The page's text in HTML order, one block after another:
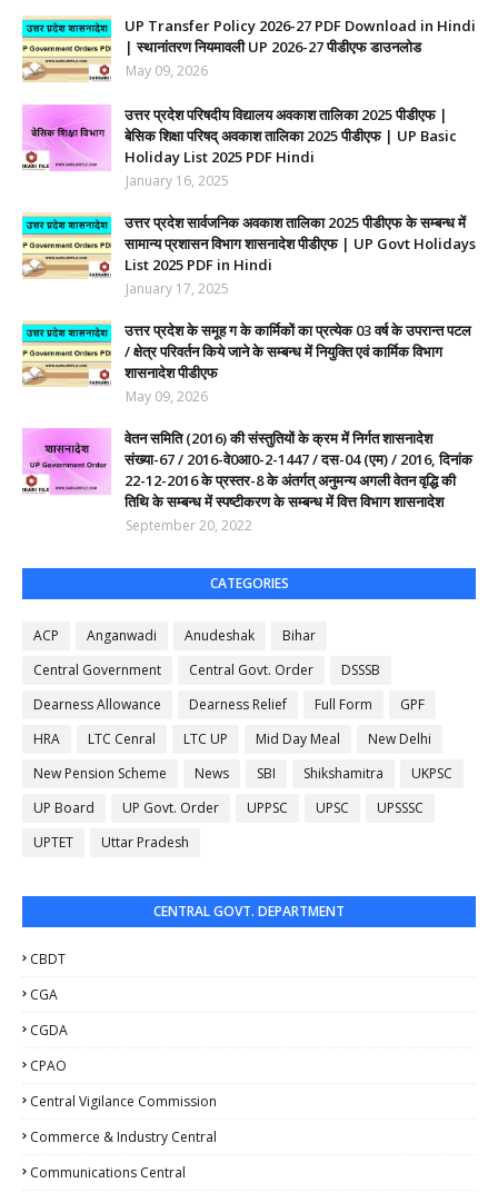
UP Transfer Policy 2026-27 PDF Download in Hindi
| स्थानांतरण नियमावली UP 2026-27 पीडीएफ डाउनलोड
May 09, 2026
उत्तर प्रदेश परिषदीय विद्यालय अवकाश तालिका 2025 पीडीएफ |
बेसिक शिक्षा परिषद् अवकाश तालिका 2025 पीडीएफ | UP Basic
Holiday List 2025 PDF Hindi
January 16, 2025
उत्तर प्रदेश सार्वजनिक अवकाश तालिका 2025 पीडीएफ के सम्बन्ध में
सामान्य प्रशासन विभाग शासनादेश पीडीएफ | UP Govt Holidays
List 2025 PDF in Hindi
January 17, 2025
उत्तर प्रदेश के समूह ग के कार्मिकों का प्रत्येक 03 वर्ष के उपरान्त पटल
/ क्षेत्र परिवर्तन किये जाने के सम्बन्ध में नियुक्ति एवं कार्मिक विभाग
शासनादेश पीडीएफ
May 09, 2026
वेतन समिति (2016) की संस्तुतियों के क्रम में निर्गत शासनादेश
संख्या-67 / 2016-वे0आ0-2-1447 / दस-04 (एम) / 2016, दिनांक
22-12-2016 के प्रस्तर-8 के अंतर्गत् अनुमन्य अगली वेतन वृद्धि की
तिथि के सम्बन्ध में स्पष्टीकरण के सम्बन्ध में वित्त विभाग शासनादेश
September 20, 2022
CATEGORIES
ACP Anganwadi Anudeshak
Bihar
Central Government
Central Govt. Order
DSSSB
Dearness Allowance
Dearness Relief Full Form
GPF
HRA
LTC Cenral LTC UP Mid Day Meal
New Delhi
New Pension Scheme
News SBI Shikshamitra
UKPSC
UP Board
UP Govt. Order UPPSC UPSC
UPSSSC
UPTET
Uttar Pradesh
CENTRAL GOVT. DEPARTMENT
CBDT
CGA
CGDA
CPAO
Central Vigilance Commission
Commerce & Industry Central
Communications Central